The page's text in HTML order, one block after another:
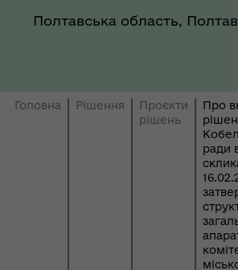
Полтавська область,
Головна Рішення
Проєкти
рішень
Про
ради